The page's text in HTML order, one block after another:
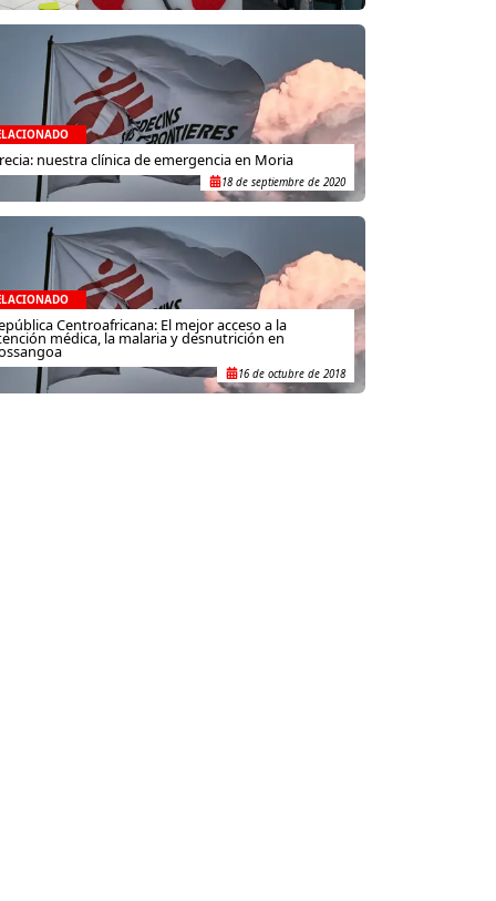
nuestra clínica de emergencia en Moria
18 de septiembre de 2020
Centroafricana: El mejor acceso a la
médica, la malaria y desnutrición en
16 de octubre de 2018